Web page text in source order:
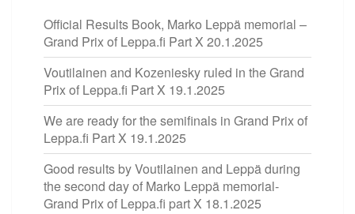
Official Results Book, Marko Leppä memorial –
Grand Prix of Leppa.fi Part X 20.1.2025
Voutilainen and Kozeniesky ruled in the Grand
Prix of Leppa.fi Part X 19.1.2025
We are ready for the semifinals in Grand Prix of
Leppa.fi Part X 19.1.2025
Good results by Voutilainen and Leppä during
the second day of Marko Leppä memorial-
Grand Prix of Leppa.fi part X 18.1.2025